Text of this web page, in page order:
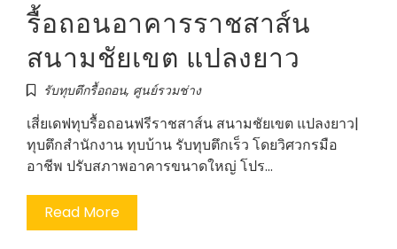
รื้อถอนอาคารราชสาส์น
สนามชัยเขต แปลงยาว
รับทุบตึกรื้อถอน, ศูนย์รวมช่าง
เสี่ยเดฟทุบรื้อถอนฟรีราชสาส์น สนามชัยเขต แปลงยาว|
ทุบตึกสำนักงาน ทุบบ้าน รับทุบตึกเร็ว โดยวิศวกรมือ
อาชีพ ปรับสภาพอาคารขนาดใหญ่ โปร…
Read More